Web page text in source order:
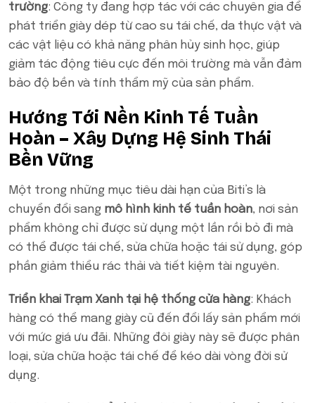
trường: Công ty đang hợp tác với các chuyên gia để
phát triển giày dép từ cao su tái chế, da thực vật và
các vật liệu có khả năng phân hủy sinh học, giúp
giảm tác động tiêu cực đến môi trường mà vẫn đảm
bảo độ bền và tính thẩm mỹ của sản phẩm.
Hướng Tới Nền Kinh Tế Tuần
Hoàn – Xây Dựng Hệ Sinh Thái
Bền Vững
Một trong những mục tiêu dài hạn của Biti’s là
chuyển đổi sang mô hình kinh tế tuần hoàn, nơi sản
phẩm không chỉ được sử dụng một lần rồi bỏ đi mà
có thể được tái chế, sửa chữa hoặc tái sử dụng, góp
phần giảm thiểu rác thải và tiết kiệm tài nguyên.
Triển khai Trạm Xanh tại hệ thống cửa hàng: Khách
hàng có thể mang giày cũ đến đổi lấy sản phẩm mới
với mức giá ưu đãi. Những đôi giày này sẽ được phân
loại, sửa chữa hoặc tái chế để kéo dài vòng đời sử
dụng.